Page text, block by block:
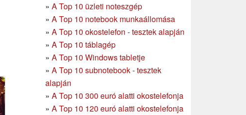
» A Top 10 üzleti noteszgép
» A Top 10 notebook munkaállomása
» A Top 10 okostelefon - tesztek alapján
» A Top 10 táblagép
» A Top 10 Windows tabletje
» A Top 10 subnotebook - tesztek
alapján
» A Top 10 300 euró alatti okostelefonja
» A Top 10 120 euró alatti okostelefonja